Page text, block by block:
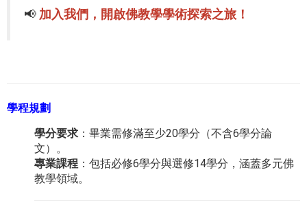
📢 加入我們， 開啟佛教學學術探索之旅！
學程規劃
學分要求 ：畢業需修滿至少20學分（不含6學分論
文）。
專業課程 ：包括必修6學分與選修14學分，涵蓋多元佛
教學領域。